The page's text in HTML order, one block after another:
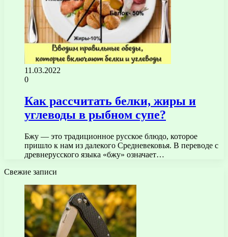
11.03.2022
0
Как рассчитать белки, жиры и
углеводы в рыбном супе?
Бжу — это традиционное русское блюдо, которое
пришло к нам из далекого Средневековья. В переводе с
древнерусского языка «бжу» означает…
Свежие записи